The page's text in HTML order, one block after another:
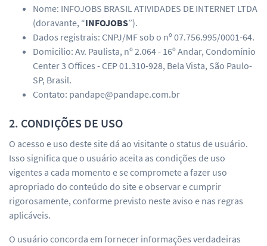
Nome: INFOJOBS BRASIL ATIVIDADES DE INTERNET LTDA
(doravante, “INFOJOBS”).
Dados registrais: CNPJ/MF sob o nº 07.756.995/0001-64.
Domicilio: Av. Paulista, nº 2.064 - 16º Andar, Condomínio
Center 3 Offices - CEP 01.310-928, Bela Vista, São Paulo-
SP, Brasil.
Contato: pandape@pandape.com.br
2. CONDIÇÕES DE USO
O acesso e uso deste site dá ao visitante o status de usuário.
Isso significa que o usuário aceita as condições de uso
vigentes a cada momento e se compromete a fazer uso
apropriado do conteúdo do site e observar e cumprir
rigorosamente, conforme previsto neste aviso e nas regras
aplicáveis.
O usuário concorda em fornecer informações verdadeiras